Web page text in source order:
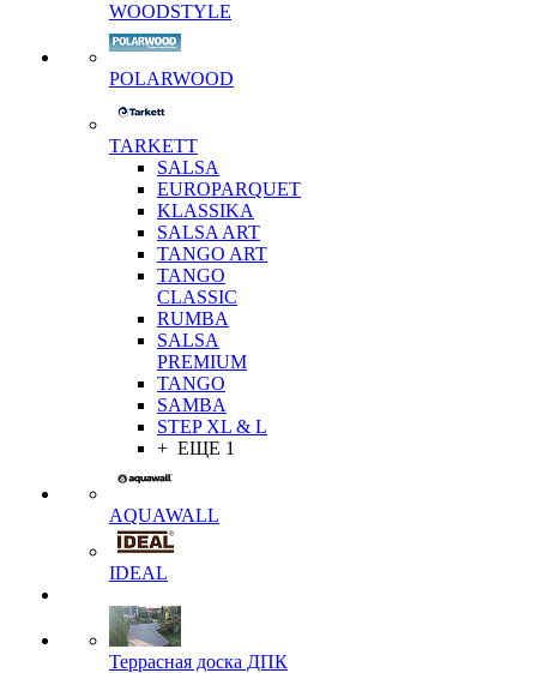
WOODSTYLE
POLARWOOD
TARKETT
SALSA
EUROPARQUET
KLASSIKA
SALSA ART
TANGO ART
TANGO
CLASSIC
RUMBA
SALSA
PREMIUM
TANGO
SAMBA
STEP XL & L
+ ЕЩЕ 1
AQUAWALL
IDEAL
Террасная доска ДПК